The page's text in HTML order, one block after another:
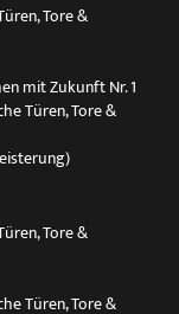
Tore &
mit Zukunft Nr. 1
Türen, Tore &
Tore &
Türen, Tore &